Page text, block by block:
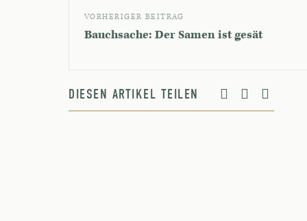
VORHERIGER BEITRAG
Bauchsache: Der Samen ist gesät
DIESEN ARTIKEL TEILEN